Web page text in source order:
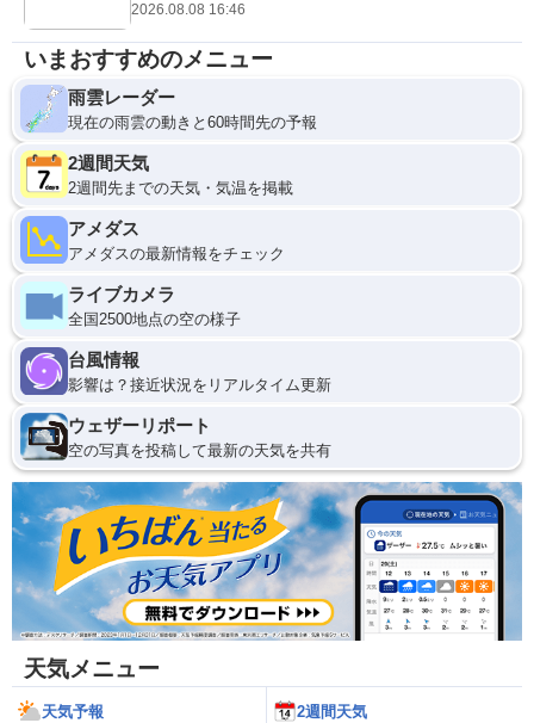
2026.08.08 16:46
いまおすすめのメニュー
雨雲レーダー
現在の雨雲の動きと60時間先の予報
2週間天気
2週間先までの天気・気温を掲載
アメダス
アメダスの最新情報をチェック
ライブカメラ
全国2500地点の空の様子
台風情報
影響は？接近状況をリアルタイム更新
ウェザーリポート
空の写真を投稿して最新の天気を共有
天気メニュー
天気予報 2週間天気